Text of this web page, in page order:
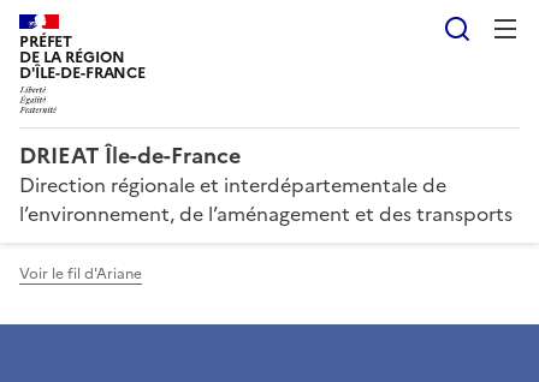
PRÉFET
DE LA RÉGION
D'ÎLE-DE-FRANCE
DRIEAT Île-de-France
Direction régionale et interdépartementale de
l’environnement, de l’aménagement et des transports
Voir le fil d'Ariane